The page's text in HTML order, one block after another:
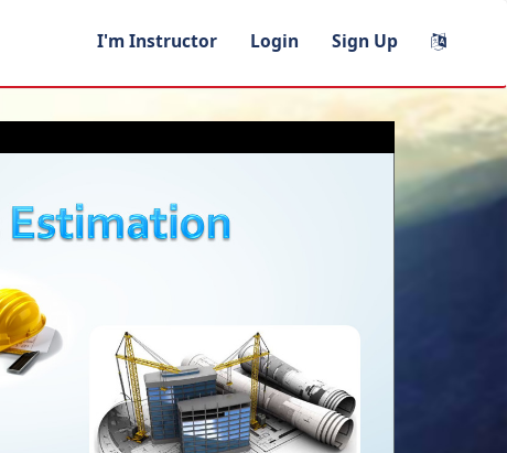
I'm Instructor Login Sign Up